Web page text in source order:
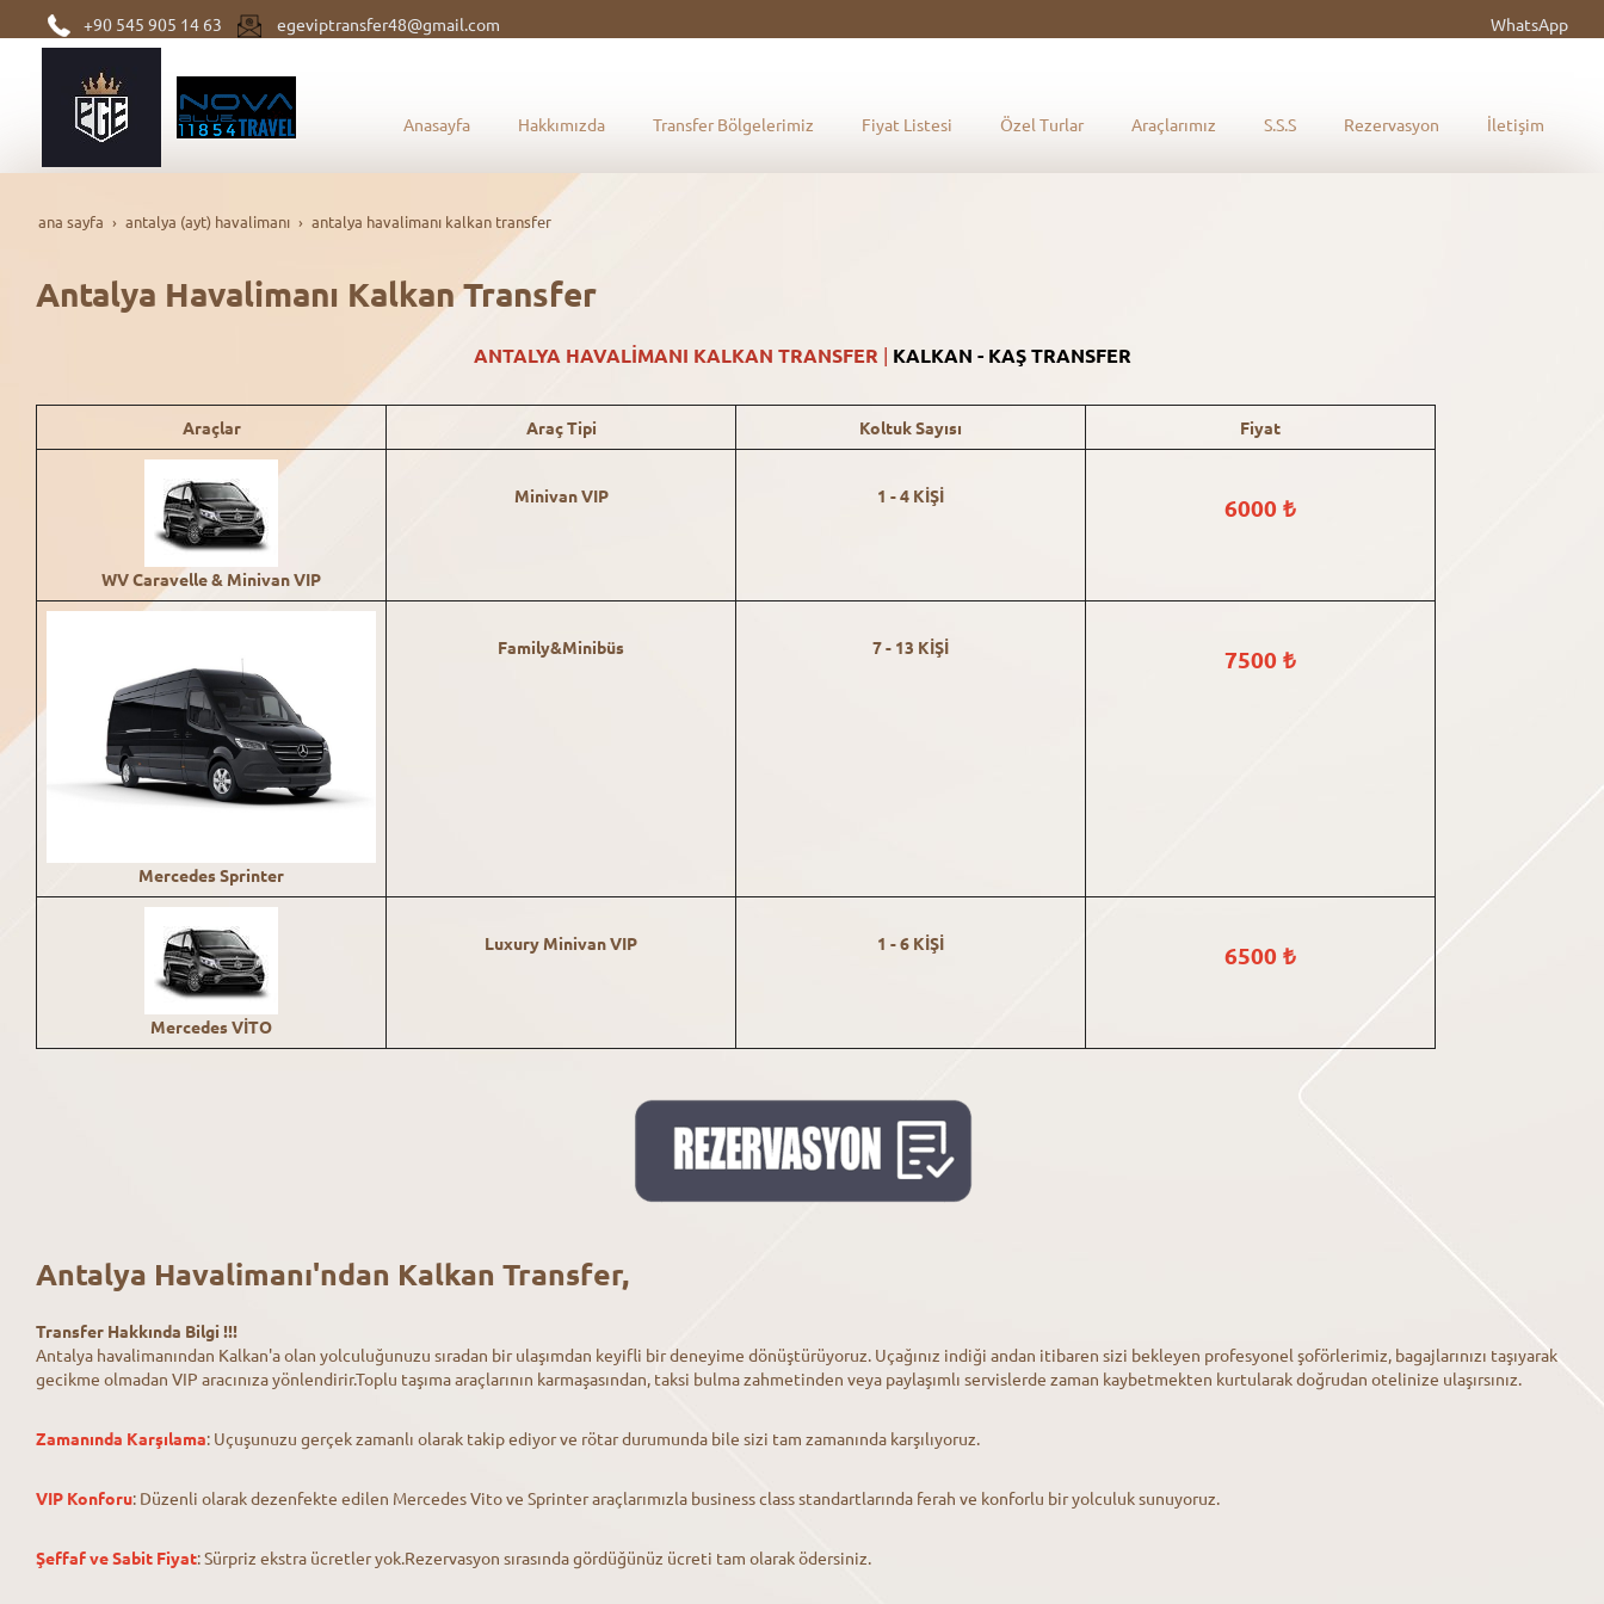
+90 545 905 14 63 egeviptransfer48@gmail.com WhatsApp
Anasayfa Hakkımızda Transfer Bölgelerimiz Fiyat Listesi Özel Turlar Araçlarımız S.S.S Rezervasyon İletişim
ana sayfa antalya (ayt) havalimanı antalya havalimanı kalkan transfer
Antalya Havalimanı Kalkan Transfer
ANTALYA HAVALİMANI KALKAN TRANSFER | KALKAN - KAŞ TRANSFER
Araçlar Araç Tipi Koltuk Sayısı Fiyat
WVCaravelle & Minivan VIP
Minivan VIP 1 - 4 KİŞİ 6000 ₺
Mercedes Sprinter
Family&Minibüs 7 - 13 KİŞİ 7500 ₺
Mercedes VİTO
Luxury Minivan VIP 1 - 6 KİŞİ 6500 ₺
Antalya Havalimanı'ndan Kalkan Transfer,
Transfer Hakkında Bilgi !!!
Antalya havalimanından Kalkan'a olan yolculuğunuzu sıradan bir ulaşımdan keyifli bir deneyime dönüştürüyoruz. Uçağınız indiği andan itibaren sizi bekleyen profesyonel şoförlerimiz, bagajlarınızı taşıyarak
gecikme olmadan VIP aracınıza yönlendirir.Toplu taşıma araçlarının karmaşasından, taksi bulma zahmetinden veya paylaşımlı servislerde zaman kaybetmekten kurtularak doğrudan otelinize ulaşırsınız.
Zamanında Karşılama: Uçuşunuzu gerçek zamanlı olarak takip ediyor ve rötar durumunda bile sizi tam zamanında karşılıyoruz.
VIP Konforu: Düzenli olarak dezenfekte edilen Mercedes Vito ve Sprinter araçlarımızla business class standartlarında ferah ve konforlu bir yolculuk sunuyoruz.
Şeffaf ve Sabit Fiyat: Sürpriz ekstra ücretler yok.Rezervasyon sırasında gördüğünüz ücreti tam olarak ödersiniz.